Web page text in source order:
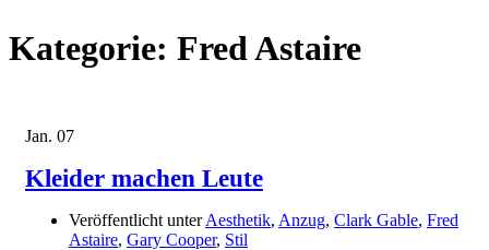
Kategorie: Fred Astaire
Jan. 07
Kleider machen Leute
Veröffentlicht unterAesthetik, Anzug, Clark Gable, Fred
Astaire, Gary Cooper, Stil